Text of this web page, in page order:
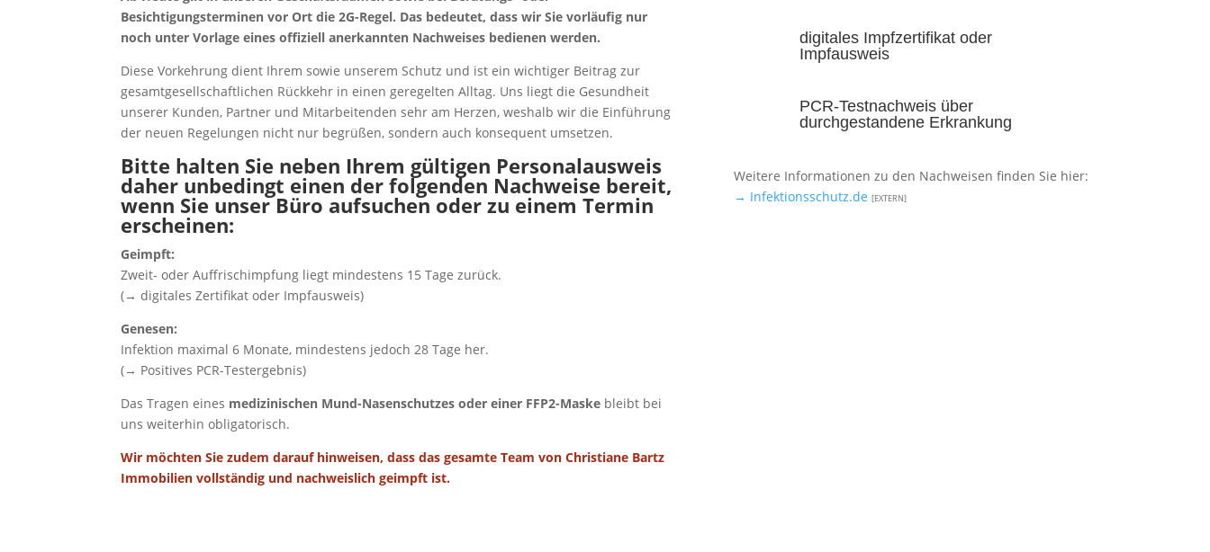
Besichtigungsterminen vor Ort die 2G-Regel. Das bedeutet, dass wir Sie vorläufig nur
noch unter Vorlage eines offiziell anerkannten Nachweises bedienen werden.
Diese Vorkehrung dient Ihrem sowie unserem Schutz und ist ein wichtiger Beitrag zur
gesamtgesellschaftlichen Rückkehr in einen geregelten Alltag. Uns liegt die Gesundheit
unserer Kunden, Partner und Mitarbeitenden sehr am Herzen, weshalb wir die Einführung
der neuen Regelungen nicht nur begrüßen, sondern auch konsequent umsetzen.
Bitte halten Sie neben Ihrem gültigen Personalausweis
daher unbedingt einen der folgenden Nachweise bereit,
wenn Sie unser Büro aufsuchen oder zu einem Termin
erscheinen:
Geimpft:
Zweit- oder Auffrischimpfung liegt mindestens 15 Tage zurück.
(→ digitales Zertifikat oder Impfausweis)
Genesen:
Infektion maximal 6 Monate, mindestens jedoch 28 Tage her.
(→ Positives PCR-Testergebnis)
Das Tragen eines medizinischen Mund-Nasenschutzes oder einer FFP2-Maske bleibt bei
uns weiterhin obligatorisch.
Wir möchten Sie zudem darauf hinweisen, dass das gesamte Team von Christiane Bartz
Immobilien vollständig und nachweislich geimpft ist.
digitales Impfzertifikat oder
Impfausweis
PCR-Testnachweis über
durchgestandene Erkrankung
Weitere Informationen zu den Nachweisen finden Sie hier:
→ Infektionsschutz.de [EXTERN]